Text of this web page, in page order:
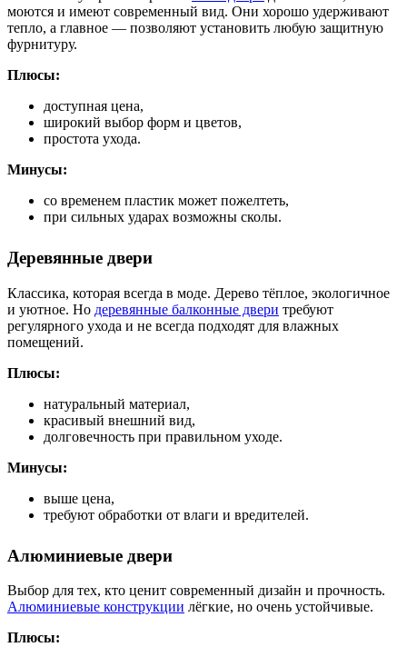
моются и имеют современный вид. Они хорошо удерживают
тепло, а главное — позволяют установить любую защитную
фурнитуру.
Плюсы:
доступная цена,
широкий выбор форм и цветов,
простота ухода.
Минусы:
со временем пластик может пожелтеть,
при сильных ударах возможны сколы.
Деревянные двери
Классика, которая всегда в моде. Дерево тёплое, экологичное
и уютное. Но деревянные балконные двери требуют
регулярного ухода и не всегда подходят для влажных
помещений.
Плюсы:
натуральный материал,
красивый внешний вид,
долговечность при правильном уходе.
Минусы:
выше цена,
требуют обработки от влаги и вредителей.
Алюминиевые двери
Выбор для тех, кто ценит современный дизайн и прочность.
Алюминиевые конструкции лёгкие, но очень устойчивые.
Плюсы: